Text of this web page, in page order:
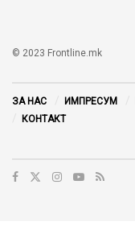
© 2023 Frontline.mk
ЗА НАС ИМПРЕСУМ
КОНТАКТ